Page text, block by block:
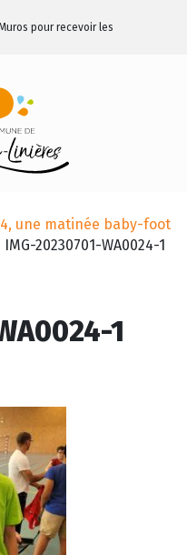
pour recevoir les
une matinée baby-foot
IMG-20230701-WA0024-1
1